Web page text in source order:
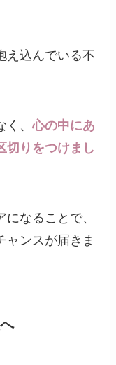
え込んでいる不
く、心の中にあ
切りをつけまし
なることで、
ャンスが届きま